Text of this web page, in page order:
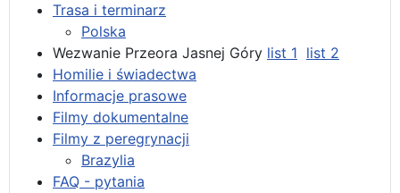
Trasa i terminarz
Polska
Wezwanie Przeora Jasnej Góry list 1 list 2
Homilie i świadectwa
Informacje prasowe
Filmy dokumentalne
Filmy z peregrynacji
Brazylia
FAQ - pytania